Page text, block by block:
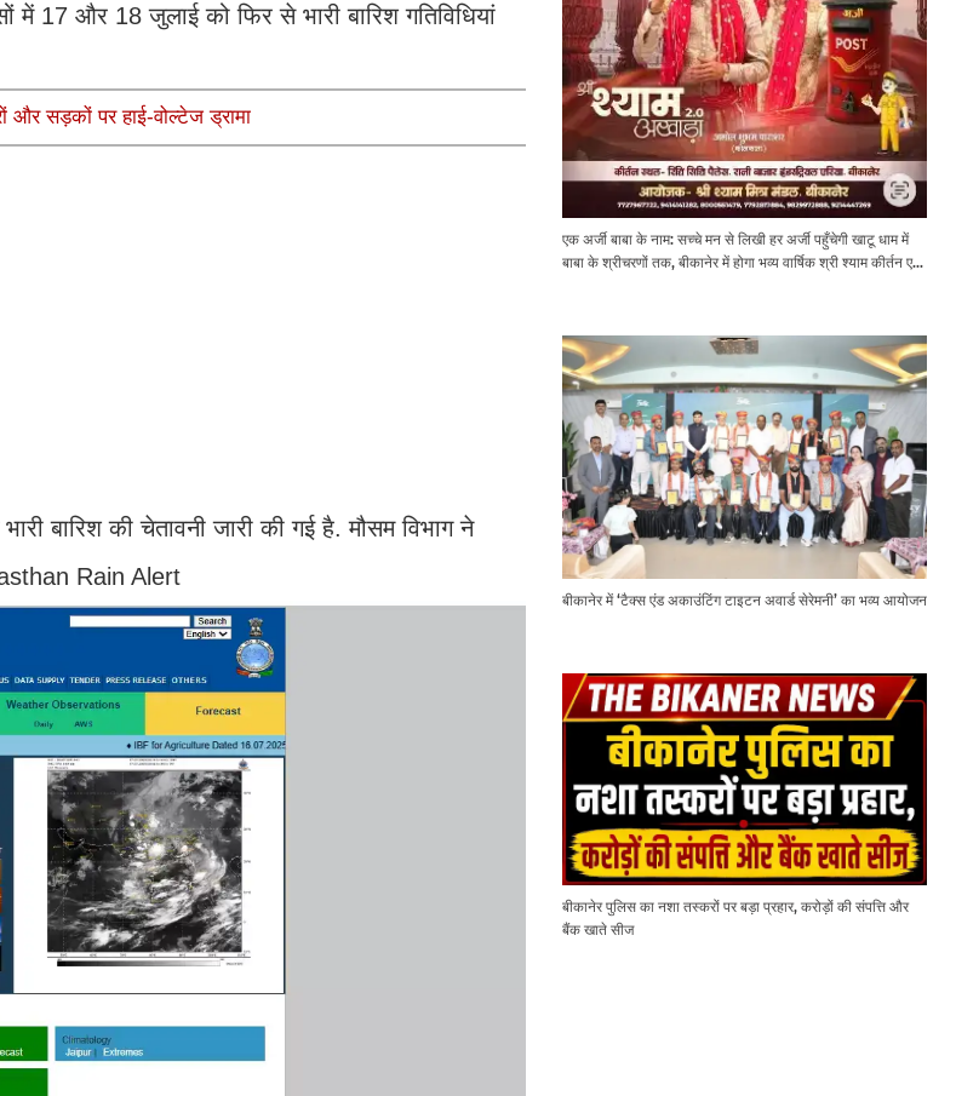
17 और 18 जुलाई को फिर से भारी बारिश गतिविधियां
सड़कों पर हाई-वोल्टेज ड्रामा
बारिश की चेतावनी जारी की गई है. मौसम विभाग ने
Rain Alert
एक अर्जी बाबा के नाम: सच्चे मन से लिखी हर अर्जी पहुँचेगी खाटू धाम में
बाबा के श्रीचरणों तक, बीकानेर में होगा भव्य वार्षिक श्री श्याम कीर्तन एवं
बीकानेर में ‘टैक्स एंड अकाउंटिंग टाइटन अवार्ड सेरेमनी’ का भव्य आयोजन
बीकानेर पुलिस का नशा तस्करों पर बड़ा प्रहार, करोड़ों की संपत्ति और
बैंक खाते सीज